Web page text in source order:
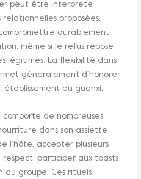
peut être interprété
proposées.
durablement
même si le refus repose
légitimes. La flexibilité dans
généralement d’honorer
du guanxi.
comporte de nombreuses
dans son assiette
l’hôte, accepter plusieurs
respect, participer aux toasts
du groupe. Ces rituels